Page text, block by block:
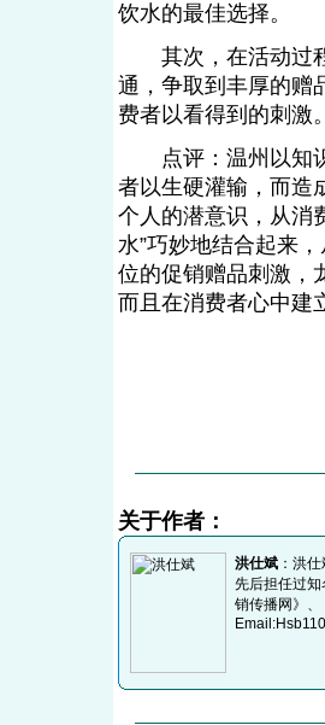
饮水的最佳选择。
其次，在活动过程
通，争取到丰厚的赠
费者以看得到的刺激
点评：温州以知识
者以生硬灌输，而造
个人的潜意识，从消
水”巧妙地结合起来
位的促销赠品刺激，
而且在消费者心中建
关于作者：
洪仕斌 ：洪
先后担任过
销传播网》